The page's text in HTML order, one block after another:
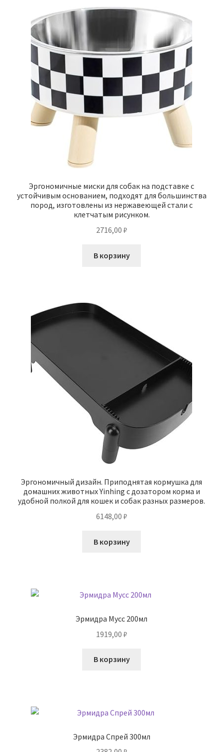
Эргономичные миски для собак на подставке с
устойчивым основанием, подходят для большинства
пород, изготовлены из нержавеющей стали с
клетчатым рисунком.
2716,00 ₽
В корзину
Эргономичный дизайн. Приподнятая кормушка для
домашних животных Yinhing с дозатором корма и
удобной полкой для кошек и собак разных размеров.
6148,00 ₽
В корзину
Эрмидра Мусс 200мл
1919,00 ₽
В корзину
Эрмидра Спрей 300мл